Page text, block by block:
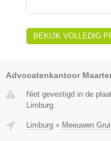
BEKIJK VOLLEDIG
Advocatenkantoor
Niet gevestigd in de
Limburg.
Limburg » Meeuwen